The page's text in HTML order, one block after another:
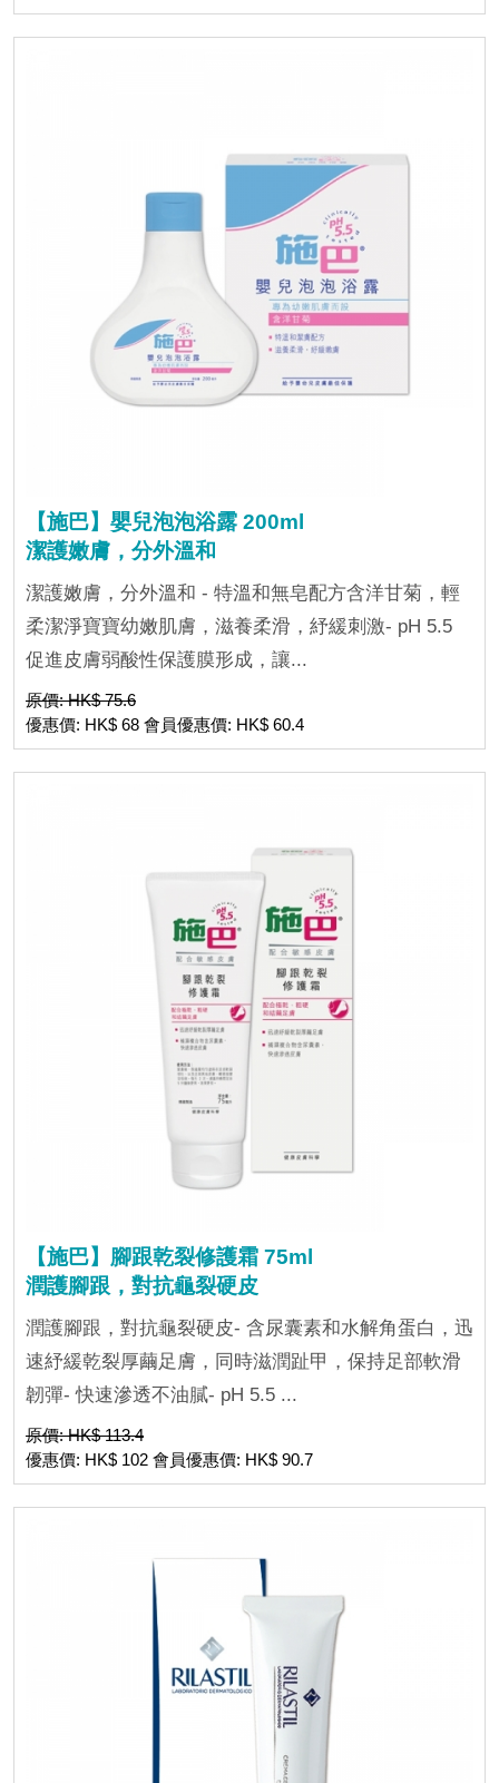
【施巴】嬰兒泡泡浴露 200ml
潔護嫩膚，分外溫和
潔護嫩膚，分外溫和 - 特溫和無皂配方含洋甘菊，輕
柔潔淨寶寶幼嫩肌膚，滋養柔滑，紓緩刺激- pH 5.5
促進皮膚弱酸性保護膜形成，讓...
原價: HK$ 75.6
優惠價: HK$ 68 會員優惠價: HK$ 60.4
【施巴】腳跟乾裂修護霜 75ml
潤護腳跟，對抗龜裂硬皮
潤護腳跟，對抗龜裂硬皮- 含尿囊素和水解角蛋白，迅
速紓緩乾裂厚繭足膚，同時滋潤趾甲，保持足部軟滑
韌彈- 快速滲透不油膩- pH 5.5 ...
原價: HK$ 113.4
優惠價: HK$ 102 會員優惠價: HK$ 90.7